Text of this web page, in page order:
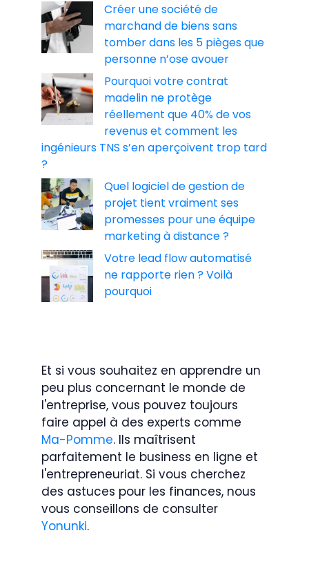
Créer une société de
marchand de biens sans
tomber dans les 5 pièges que
personne n’ose avouer
Pourquoi votre contrat
madelin ne protège
réellement que 40% de vos
revenus et comment les
ingénieurs TNS s’en aperçoivent trop tard
?
Quel logiciel de gestion de
projet tient vraiment ses
promesses pour une équipe
marketing à distance ?
Votre lead flow automatisé
ne rapporte rien ? Voilà
pourquoi
Et si vous souhaitez en apprendre un
peu plus concernant le monde de
l'entreprise, vous pouvez toujours
faire appel à des experts comme
Ma-Pomme. Ils maîtrisent
parfaitement le business en ligne et
l'entrepreneuriat. Si vous cherchez
des astuces pour les finances, nous
vous conseillons de consulter
Yonunki.